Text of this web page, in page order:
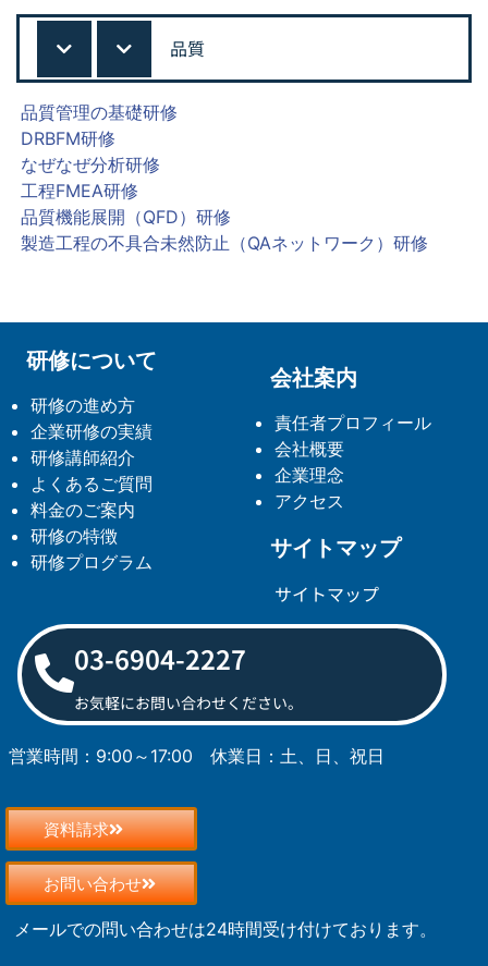
品質
品質管理の基礎研修
DRBFM研修
なぜなぜ分析研修
工程FMEA研修
品質機能展開（QFD）研修
製造工程の不具合未然防止（QAネットワーク）研修
研修について
研修の進め方
企業研修の実績
研修講師紹介
よくあるご質問
料金のご案内
研修の特徴
研修プログラム
会社案内
責任者プロフィール
会社概要
企業理念
アクセス
サイトマップ
サイトマップ
03-6904-2227
お気軽にお問い合わせください。
営業時間：9:00～17:00 休業日：土、日、祝日
資料請求
お問い合わせ
メールでの問い合わせは24時間受け付けております。